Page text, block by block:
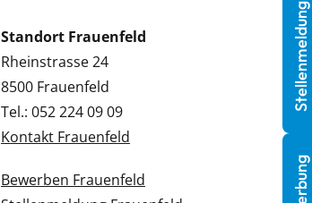
Standort Frauenfeld
Rheinstrasse 24
8500 Frauenfeld
Tel.: 052 224 09 09
Kontakt Frauenfeld
Bewerben Frauenfeld
Stellenmeldung